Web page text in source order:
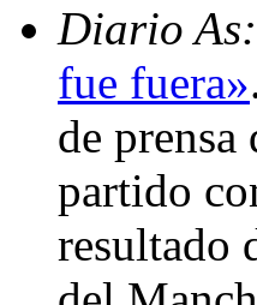
Diario As:
fue fuera»
de prensa
partido
resultado